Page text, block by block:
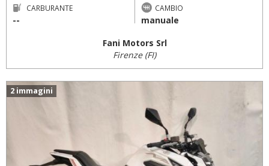
CARBURANTE
--
CAMBIO
manuale
Fani Motors Srl
Firenze (FI)
2 immagini